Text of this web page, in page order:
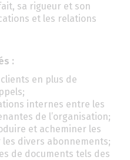
sa rigueur et son
et les relations
:
en plus de
internes entre les
de l’organisation;
et acheminer les
divers abonnements;
de documents tels des